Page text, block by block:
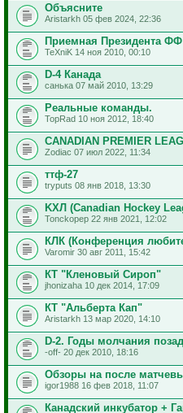
Объясните
Aristarkh 05 фев 2024, 22:36
Приемная Президента
TeXniK 14 ноя 2010, 00:10
D-4 Канада
санька 07 май 2010, 13:29
Реальные команды.
TopRad 10 ноя 2012, 18:40
CANADIAN PREMIER
Zodiac 07 июл 2022, 11:34
ттф-27
tryputs 08 янв 2018, 13:30
KXЛ (Canadian Hockey
Tonckopep 22 янв 2021, 12:02
КЛК (Конференция
Varomir 30 авг 2011, 15:42
КТ "Кленовый Сироп"
jhonizaha 10 дек 2014, 17:09
КТ "Альберта Кап"
Aristarkh 13 мар 2020, 14:10
D-2. Годы молчания
-off- 20 дек 2010, 18:16
Обзоры на после
igor1988 16 фев 2018, 11:07
Канадский инкубатор +